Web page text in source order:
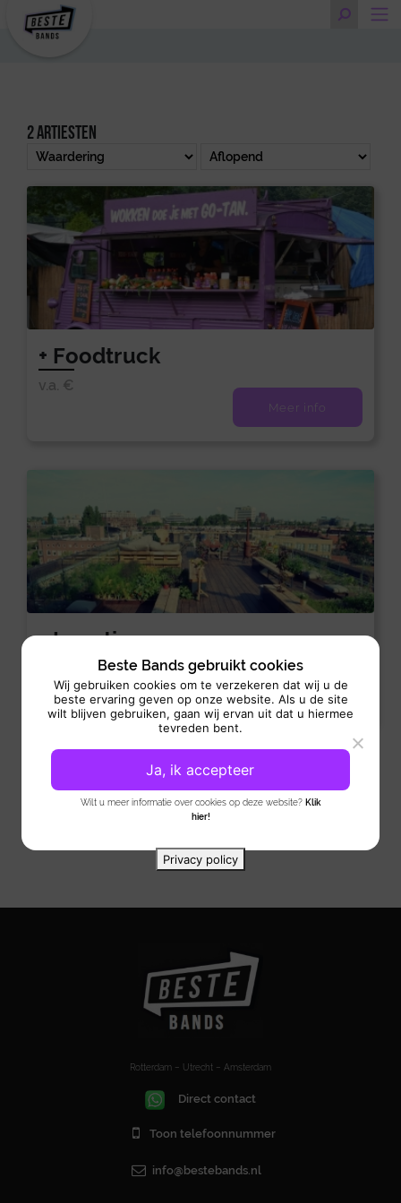
2 artiesten
+ Foodtruck
v.a. €
Meer info
+ Locatie
Meer info
Rotterdam – Utrecht – Amsterdam
Direct contact
Toon telefoonnummer
info@bestebands.nl
Beste Bands gebruikt cookies
Wij gebruiken cookies om te verzekeren dat wij u de
beste ervaring geven op onze website. Als u de site
wilt blijven gebruiken, gaan wij ervan uit dat u hiermee
tevreden bent.
Wilt u meer informatie over cookies op deze website? Klik
hier!
Ja, ik accepteer
Privacy policy